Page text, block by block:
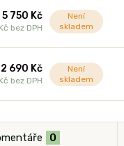
5 750 Kč
bez DPH
Není
skladem
2 690 Kč
bez DPH
Není
skladem
0